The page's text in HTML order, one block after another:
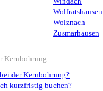
Wolfratshausen
Wolznach
Zusmarhausen
Kernbohrung
der Kernbohrung?
kurzfristig buchen?